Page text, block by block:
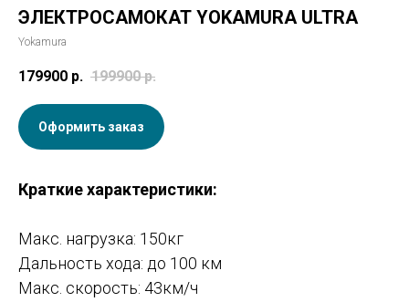
ЭЛЕКТРОСАМОКАТ YOKAMURA ULTRA
Yokamura
179900 р. 199900 р.
Оформить заказ
Краткие характеристики:
Макс. нагрузка: 150кг
Дальность хода: до 100 км
Макс. скорость: 43км/ч